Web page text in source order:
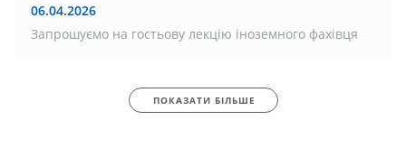
06.04.2026
Запрошуємо на гостьову лекцію іноземного фахівця
ПОКАЗАТИ БІЛЬШЕ